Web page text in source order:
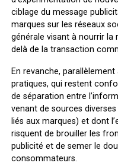
ciblage du message
marques sur les réseaux
générale visant à nourrir la
delà de la transaction
En revanche,
pratiques, qui restent
de séparation entre
venant de sources
liés aux marques) et dont
risquent de brouiller les
publicité et de semer le
consommateurs.